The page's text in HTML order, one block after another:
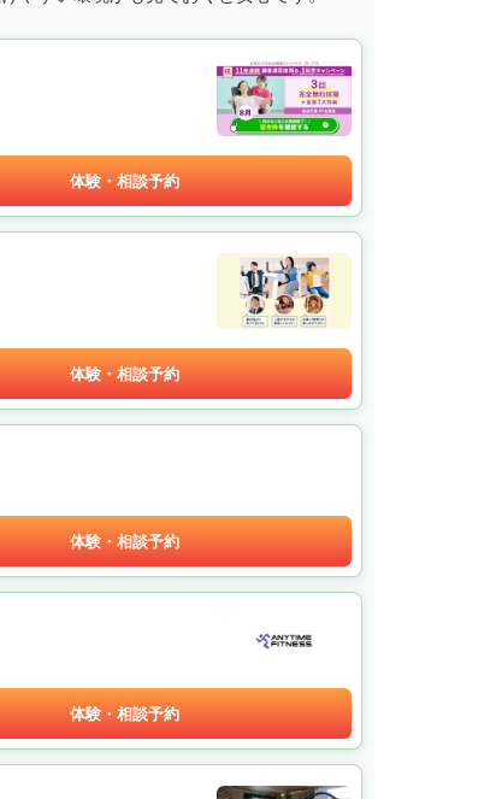
体験・相談予約
体験・相談予約
体験・相談予約
体験・相談予約